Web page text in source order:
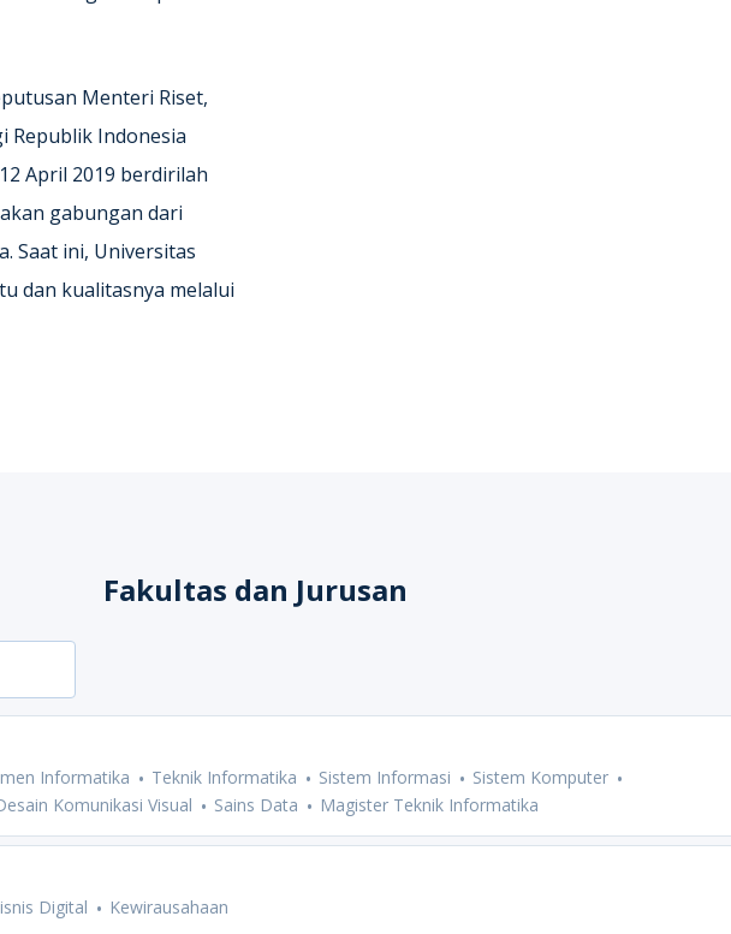
Menteri Riset,
Republik Indonesia
April 2019 berdirilah
gabungan dari
Saat ini, Universitas
dan kualitasnya melalui
Fakultas dan Jurusan
Informatika Teknik Informatika Sistem Informasi
Sistem Komputer
Komunikasi Visual Sains Data Magister Teknik Informatika
Digital Kewirausahaan